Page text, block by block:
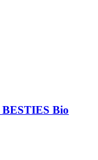
BESTIES Bio